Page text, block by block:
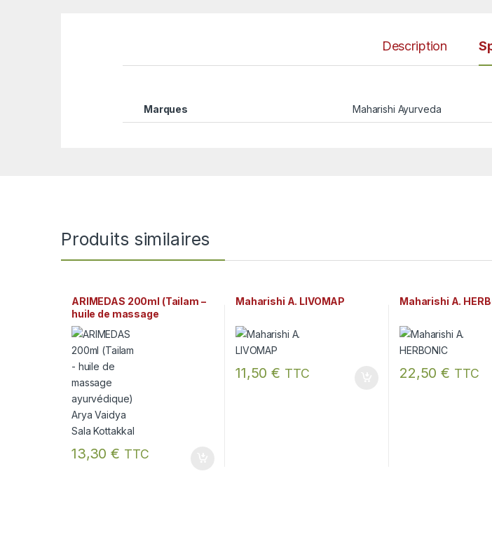
Description
Marques Maharishi Ayurveda
Produits similaires
ARIMEDAS 200ml (Tailam –
huile de massage
ayurvédique) Arya Vaidya
Sala Kottakkal
13,30€ TTC
Maharishi A. LIVOMAP
11,50€ TTC
Maharishi A.
22,50€ TTC